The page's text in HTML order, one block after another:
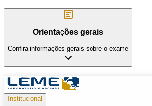
Orientações gerais
Confira informações gerais sobre o exame
Institucional